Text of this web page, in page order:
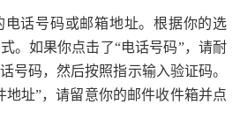
话号码或邮箱地址。根据你的选
。如果你点击了“电话号码”，请耐
号码，然后按照指示输入验证码。
地址”，请留意你的邮件收件箱并点